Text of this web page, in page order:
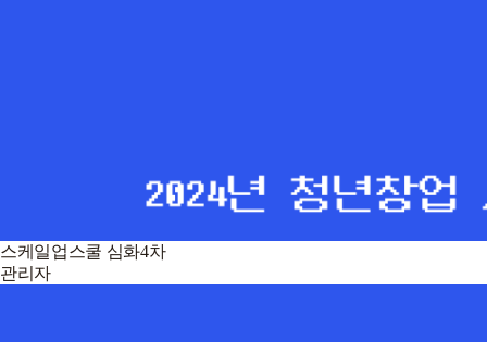
스케일업스쿨 심화4차
관리자